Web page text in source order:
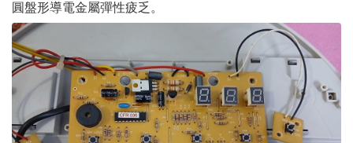
圓盤形導電金屬彈性疲乏。